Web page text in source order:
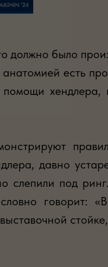
должно было
анатомией есть
помощи
давно
слепили под
говорит: